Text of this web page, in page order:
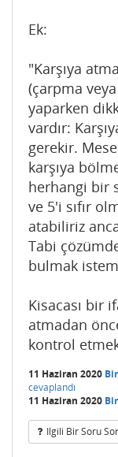
Ek:
"Karşıya
(çarpma
yaparken
vardır:
gerekir.
karşıya
herhangi bir
ve 5'i sıfır
atabiliriz
Tabi
bulmak
Kisacası bir
atmadan
kontrol
11 Haziran 2020
cevaplandı
11 Haziran 2020
Ilgili Bir Soru Sor